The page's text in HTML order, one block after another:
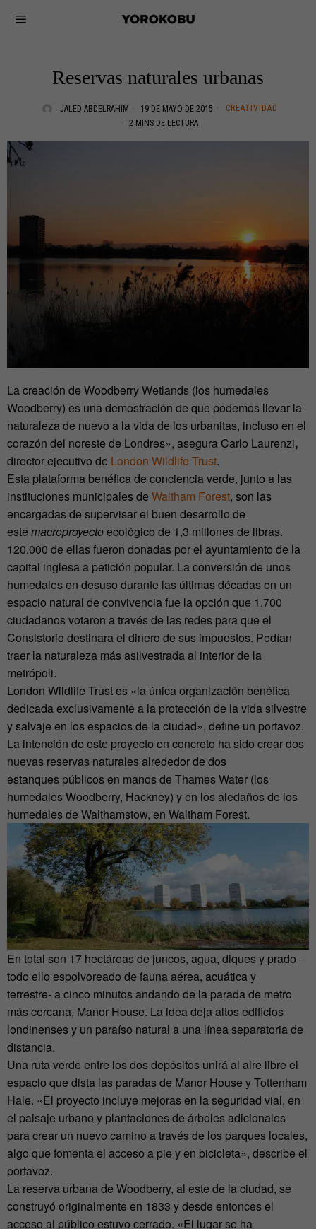
Reservas naturales urbanas
JALED ABDELRAHIM 19 DE MAYO DE 2015
CREATIVIDAD
2 MINS DE LECTURA
La creación de Woodberry Wetlands (los humedales
Woodberry) es una demostración de que podemos llevar la
naturaleza de nuevo a la vida de los urbanitas, incluso en el
corazón del noreste de Londres», asegura Carlo Laurenzi,
director ejecutivo de London Wildlife Trust.
Esta plataforma benéfica de conciencia verde, junto a las
instituciones municipales de Waltham Forest, son las
encargadas de supervisar el buen desarrollo de
este macroproyectoecológico de 1,3 millones de libras.
120.000 de ellas fueron donadas por el ayuntamiento de la
capital inglesa a petición popular. La conversión de unos
humedales en desuso durante las últimas décadas en un
espacio natural de convivencia fue la opción que 1.700
ciudadanos votaron a través de las redes para que el
Consistorio destinara el dinero de sus impuestos. Pedían
traer la naturaleza más asilvestrada al interior de la
metrópoli.
London Wildlife Trust es «la única organización benéfica
dedicada exclusivamente a la protección de la vida silvestre
y salvaje en los espacios de la ciudad», define un portavoz.
La intención de este proyecto en concreto ha sido crear dos
nuevas reservas naturales alrededor de dos
estanques públicos en manos de Thames Water (los
humedales Woodberry, Hackney) y en los aledaños de los
humedales de Walthamstow, en Waltham Forest.
En total son 17 hectáreas de juncos, agua, diques y prado -
todo ello espolvoreado de fauna aérea, acuática y
terrestre- a cinco minutos andando de la parada de metro
más cercana, Manor House. La idea deja altos edificios
londinenses y un paraíso natural a una línea separatoria de
distancia.
Una ruta verde entre los dos depósitos unirá al aire libre el
espacio que dista las paradas de Manor House y Tottenham
Hale. «El proyecto incluye mejoras en la seguridad vial, en
el paisaje urbano y plantaciones de árboles adicionales
para crear un nuevo camino a través de los parques locales,
algo que fomenta el acceso a pie y en bicicleta», describe el
portavoz.
La reserva urbana de Woodberry, al este de la ciudad, se
construyó originalmente en 1833 y desde entonces el
acceso al público estuvo cerrado. «El lugar se ha